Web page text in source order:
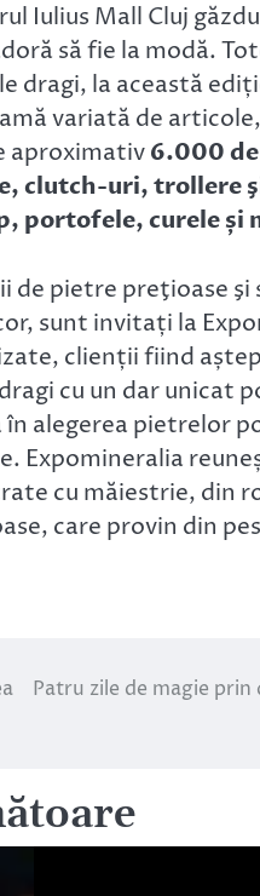
Iulius Mall Cluj
să fie la modă.
dragi, la această
variată de
aproximativ6.000
clutch-uri, trollere
portofele, curele și
de pietre preţioase
sunt invitați la
clienții fiind
cu un dar
alegerea pietrelor
Expomineralia
cu măiestrie, din
care provin din
Patru zile de magie